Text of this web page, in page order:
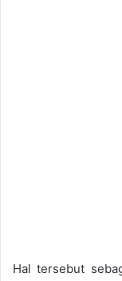
Hal tersebut